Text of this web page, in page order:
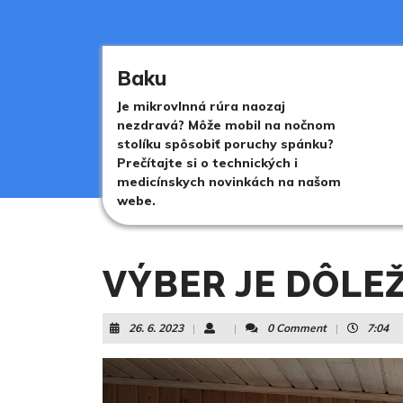
Baku
Je mikrovlnná rúra naozaj
nezdravá? Môže mobil na nočnom
stolíku spôsobiť poruchy spánku?
Prečítajte si o technických i
medicínskych novinkách na našom
webe.
VÝBER JE
26. 6. 202326.
6.
2023
| | 0 Comment | 7:04